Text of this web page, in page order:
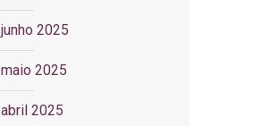
junho 2025
maio 2025
abril 2025